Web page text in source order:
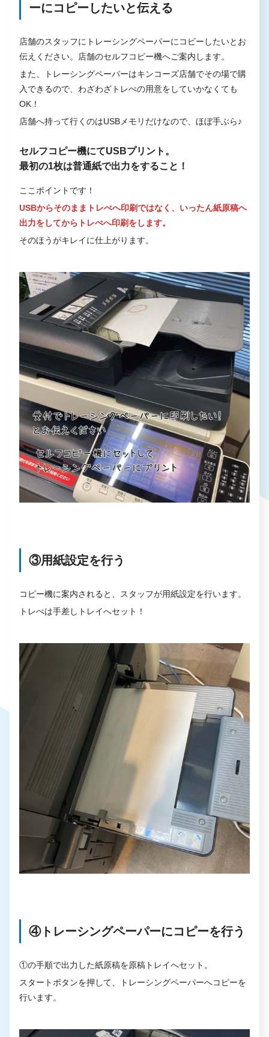
ーにコピーしたいと伝える
店舗のスタッフにトレーシングペーパーにコピーしたいとお
伝えください。店舗のセルフコピー機へご案内します。
また、トレーシングペーパーはキンコーズ店舗でその場で購
入できるので、わざわざトレぺの用意をしていかなくても
OK！
店舗へ持って行くのはUSBメモリだけなので、ほぼ手ぶら♪
セルフコピー機にてUSBプリント。
最初の1枚は普通紙で出力をすること！
ここポイントです！
USBからそのままトレぺへ印刷ではなく、いったん紙原稿へ
出力をしてからトレぺへ印刷をします。
そのほうがキレイに仕上がります。
③用紙設定を行う
コピー機に案内されると、スタッフが用紙設定を行います。
トレぺは手差しトレイへセット！
④トレーシングペーパーにコピーを行う
①の手順で出力した紙原稿を原稿トレイへセット。
スタートボタンを押して、トレーシングペーパーへコピーを
行います。